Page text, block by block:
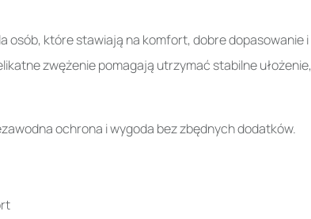
osób, które stawiają na komfort, dobre dopasowanie i
zwężenie pomagają utrzymać stabilne ułożenie,
ochrona i wygoda bez zbędnych dodatków.